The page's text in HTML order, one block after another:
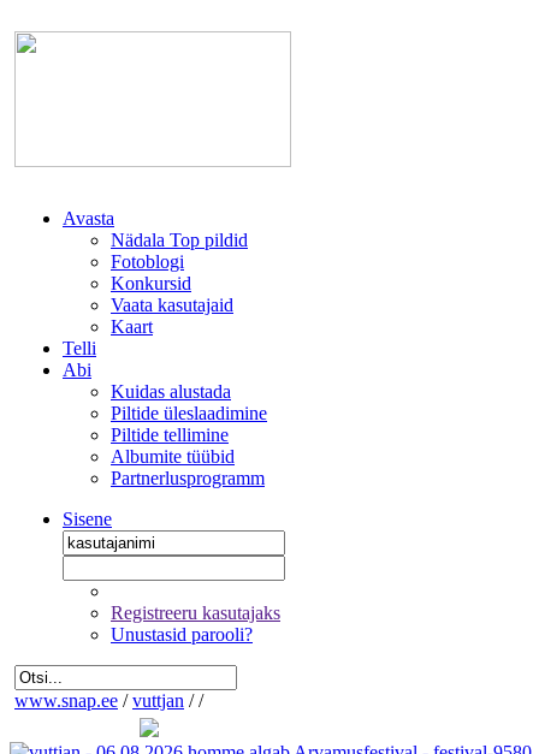
Avasta
Nädala Top pildid
Fotoblogi
Konkursid
Vaata kasutajaid
Kaart
Telli
Abi
Kuidas alustada
Piltide üleslaadimine
Piltide tellimine
Albumite tüübid
Partnerlusprogramm
Sisene
Registreeru kasutajaks
Unustasid parooli?
www.snap.ee / vuttjan / /